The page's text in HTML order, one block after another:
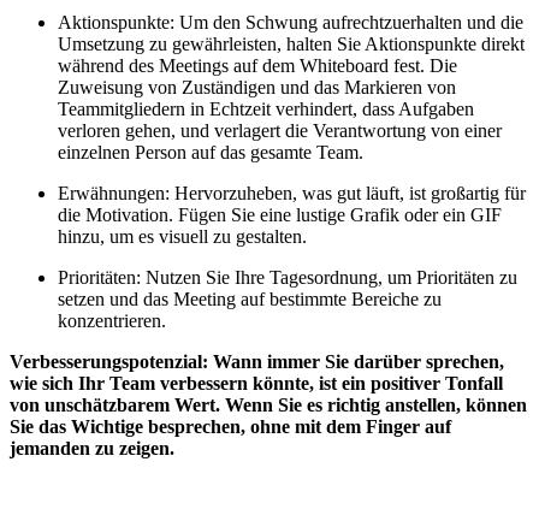
Aktionspunkte: Um den Schwung aufrechtzuerhalten und die
Umsetzung zu gewährleisten, halten Sie Aktionspunkte direkt
während des Meetings auf dem Whiteboard fest. Die
Zuweisung von Zuständigen und das Markieren von
Teammitgliedern in Echtzeit verhindert, dass Aufgaben
verloren gehen, und verlagert die Verantwortung von einer
einzelnen Person auf das gesamte Team.
Erwähnungen: Hervorzuheben, was gut läuft, ist großartig für
die Motivation. Fügen Sie eine lustige Grafik oder ein GIF
hinzu, um es visuell zu gestalten.
Prioritäten: Nutzen Sie Ihre Tagesordnung, um Prioritäten zu
setzen und das Meeting auf bestimmte Bereiche zu
konzentrieren.
Verbesserungspotenzial: Wann immer Sie darüber sprechen,
wie sich Ihr Team verbessern könnte, ist ein positiver Tonfall
von unschätzbarem Wert. Wenn Sie es richtig anstellen, können
Sie das Wichtige besprechen, ohne mit dem Finger auf
jemanden zu zeigen.